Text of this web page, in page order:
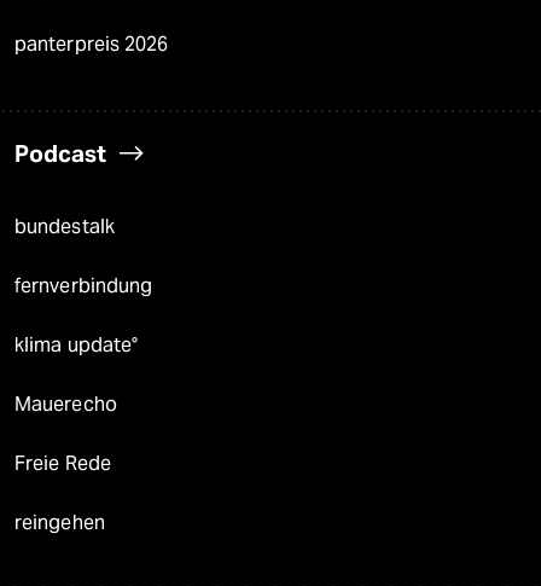
panterpreis 2026
Podcast
bundestalk
fernverbindung
klima update°
Mauerecho
Freie Rede
reingehen